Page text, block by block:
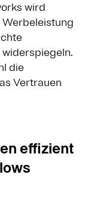
wird
die
Vertrauen
effizient